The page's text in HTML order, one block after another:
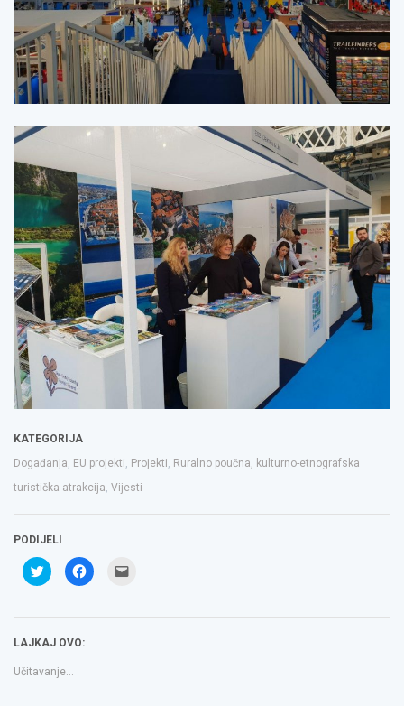
KATEGORIJA
Događanja, EU projekti, Projekti, Ruralno poučna, kulturno-etnografska
turistička atrakcija, Vijesti
PODIJELI
Podijeli
na
Twitteru
u
prozoru)
Klikom
podijelite
u to
LAJKAJ OVO:
Učitavanje...